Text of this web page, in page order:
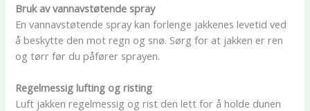
Bruk av vannavstøtende spray
En vannavstøtende spray kan forlenge jakkenes levetid ved
å beskytte den mot regn og snø. Sørg for at jakken er ren
og tørr før du påfører sprayen.
Regelmessig lufting og risting
Luft jakken regelmessig og rist den lett for å holde dunen